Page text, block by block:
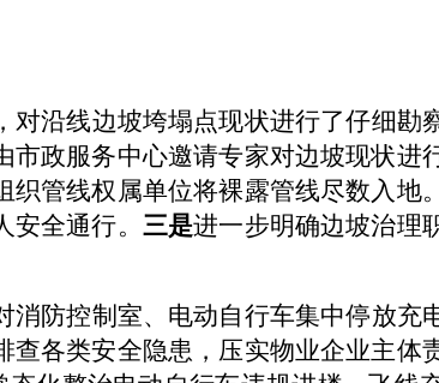
对沿线边坡垮塌点现状进行了仔细勘
市政服务中心邀请专家对边坡现状进
管线权属单位将裸露管线尽数入地。
全通行。 三是进一步明确边坡治理
消防控制室、电动自行车集中停放充
查各类安全隐患，压实物业企业主体